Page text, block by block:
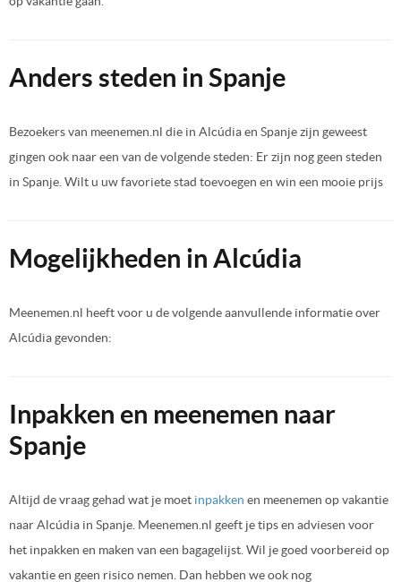
Anders steden in Spanje
Bezoekers van meenemen.nl die in Alcúdia en Spanje zijn geweest
gingen ook naar een van de volgende steden: Er zijn nog geen steden
in Spanje. Wilt u uw favoriete stad toevoegen en win een mooie prijs
Mogelijkheden in Alcúdia
Meenemen.nl heeft voor u de volgende aanvullende informatie over
Alcúdia gevonden:
Inpakken en meenemen naar
Spanje
Altijd de vraag gehad wat je moet inpakken en meenemen op vakantie
naar Alcúdia in Spanje. Meenemen.nl geeft je tips en adviesen voor
het inpakken en maken van een bagagelijst. Wil je goed voorbereid op
vakantie en geen risico nemen. Dan hebben we ook nog